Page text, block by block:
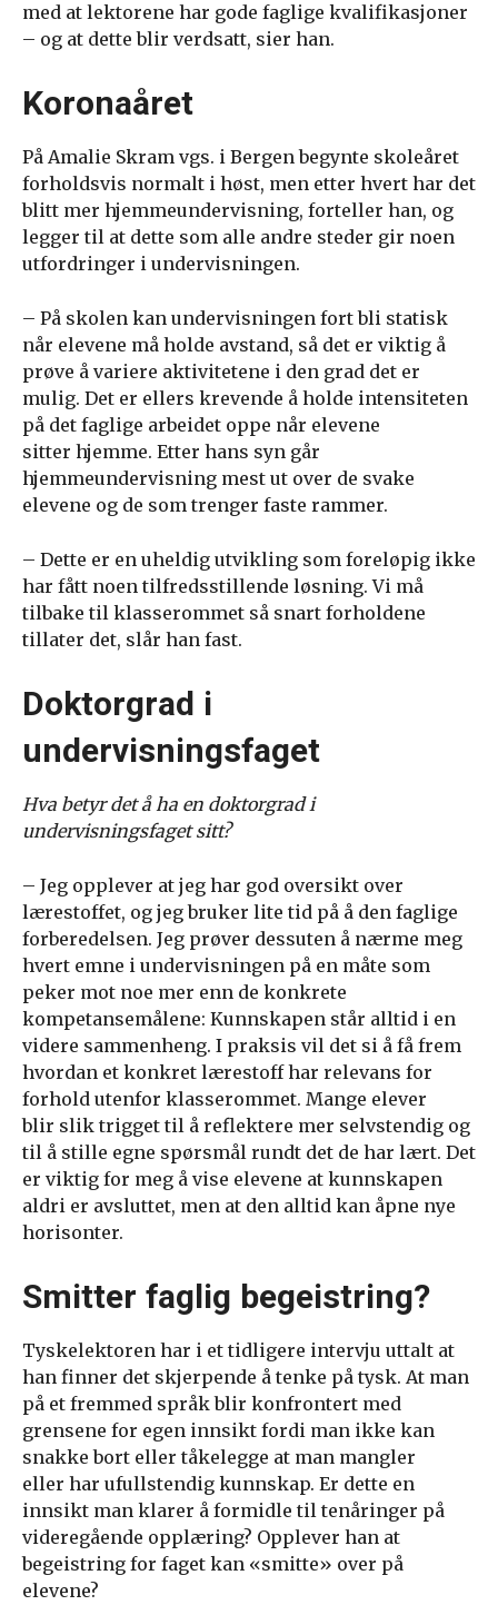
med at lektorene har gode faglige kvalifikasjoner
– og at dette blir verdsatt, sier han.
Koronaåret
På Amalie Skram vgs. i Bergen begynte skoleåret
forholdsvis normalt i høst, men etter hvert har det
blitt mer hjemmeundervisning, forteller han, og
legger til at dette som alle andre steder gir noen
utfordringer i undervisningen.
– På skolen kan undervisningen fort bli statisk
når elevene må holde avstand, så det er viktig å
prøve å variere aktivitetene i den grad det er
mulig. Det er ellers krevende å holde intensiteten
på det faglige arbeidet oppe når elevene
sitter hjemme. Etter hans syn går
hjemmeundervisning mest ut over de svake
elevene og de som trenger faste rammer.
– Dette er en uheldig utvikling som foreløpig ikke
har fått noen tilfredsstillende løsning. Vi må
tilbake til klasserommet så snart forholdene
tillater det, slår han fast.
Doktorgrad i
undervisningsfaget
Hva betyr det å ha en doktorgrad i
undervisningsfaget sitt?
– Jeg opplever at jeg har god oversikt over
lærestoffet, og jeg bruker lite tid på å den faglige
forberedelsen. Jeg prøver dessuten å nærme meg
hvert emne i undervisningen på en måte som
peker mot noe mer enn de konkrete
kompetansemålene: Kunnskapen står alltid i en
videre sammenheng. I praksis vil det si å få frem
hvordan et konkret lærestoff har relevans for
forhold utenfor klasserommet. Mange elever
blir slik trigget til å reflektere mer selvstendig og
til å stille egne spørsmål rundt det de har lært. Det
er viktig for meg å vise elevene at kunnskapen
aldri er avsluttet, men at den alltid kan åpne nye
horisonter.
Smitter faglig begeistring?
Tyskelektoren har i et tidligere intervju uttalt at
han finner det skjerpende å tenke på tysk. At man
på et fremmed språk blir konfrontert med
grensene for egen innsikt fordi man ikke kan
snakke bort eller tåkelegge at man mangler
eller har ufullstendig kunnskap. Er dette en
innsikt man klarer å formidle til tenåringer på
videregående opplæring? Opplever han at
begeistring for faget kan «smitte» over på
elevene?